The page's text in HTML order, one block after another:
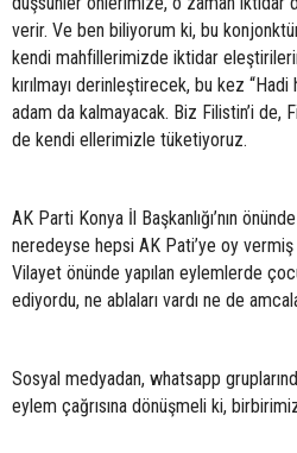
verir. Ve ben biliyorum ki, bu
kendi mahfillerimizde iktidar
kırılmayı derinleştirecek, bu kez
adam da kalmayacak. Biz Filistin’i de,
de kendi ellerimizle tüketiyoruz.
AK Parti Konya İl Başkanlığı’nın
neredeyse hepsi AK Pati’ye oy vermiş
Vilayet önünde yapılan eylemlerde
ediyordu, ne ablaları vardı ne de
Sosyal medyadan, whatsapp
eylem çağrısına dönüşmeli ki,